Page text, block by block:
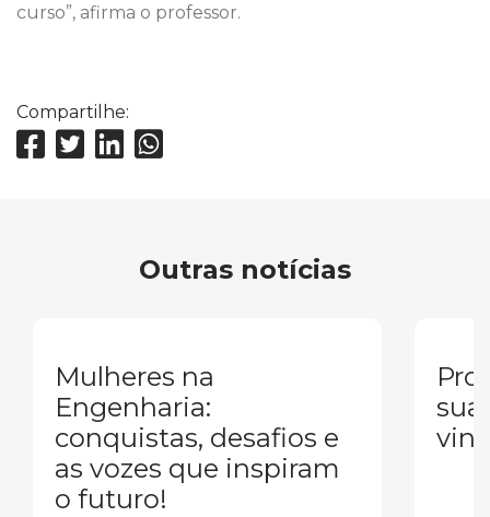
curso”, afirma o professor.
Compartilhe:
Outras notícias
Mulheres na
Engenharia:
conquistas, desafios e
as vozes que inspiram
o futuro!
sua